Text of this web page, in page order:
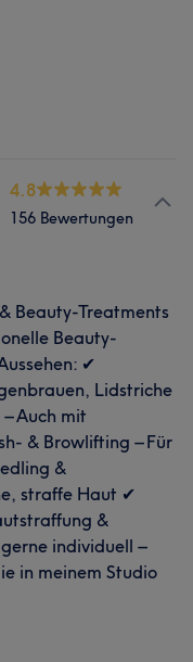
4.8
156 Bewertungen
Beauty-Treatments
Beauty-
✔
Lidstriche
Auch mit
& Browlifting – Für
&
straffe Haut ✔
&
individuell –
in meinem Studio